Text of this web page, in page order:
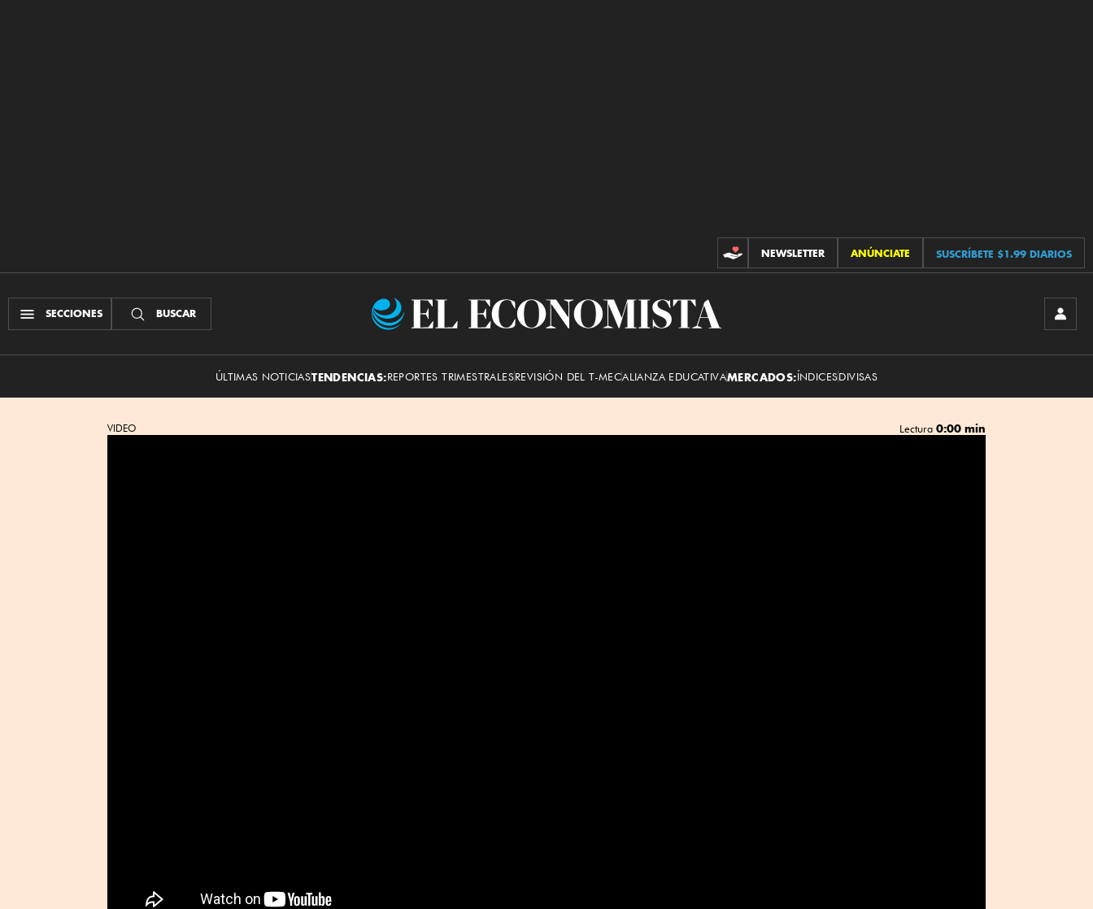
CONTRIBUCIONES
NEWSLETTER ANÚNCIATE SUSCRÍBETE $1.99 DIARIOS
SECCIONES BUSCAR
El
ÚLTIMAS NOTICIASTENDENCIAS:REPORTES TRIMESTRALESREVISIÓN DEL T-MECALIANZA EDUCATIVAMERCADOS:ÍNDICESDIVISAS
VIDEO Lectura 0:00 min